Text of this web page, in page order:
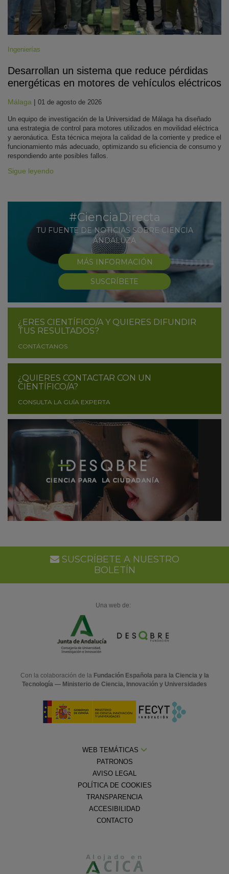
Ingenierías
Desarrollan un sistema que reduce pérdidas
energéticas en motores de vehículos eléctricos
Málaga | 01 de agosto de 2026
Un equipo de investigación de la Universidad de Málaga ha diseñado
una estrategia de control para motores utilizados en movilidad eléctrica
y aeronáutica. Esta técnica mejora la calidad de la corriente y predice el
funcionamiento más adecuado, optimizando su eficiencia de consumo y
respondiendo ante posibles fallos.
Sigue leyendo
#CienciaDirecta
TU FUENTE DE NOTICIAS SOBRE CIENCIA
ANDALUZA
MÁS INFORMACIÓN
SUSCRÍBETE
¿ERES CIENTÍFICO/A Y QUIERES DIFUNDIR
TUS RESULTADOS?
CONTÁCTANOS
¿QUIERES CONTACTAR CON UN
CIENTÍFICO/A?
CONSULTA LA GUÍA EXPERTA
SUSCRÍBETE A NUESTRO
BOLETÍN
Una web de:
Con la colaboración de la Fundación Española para la Ciencia y la
Tecnología — Ministerio de Ciencia, Innovación y Universidades
WEB TEMÁTICAS
PATRONOS
AVISO LEGAL
POLÍTICA DE COOKIES
TRANSPARENCIA
ACCESIBILIDAD
CONTACTO